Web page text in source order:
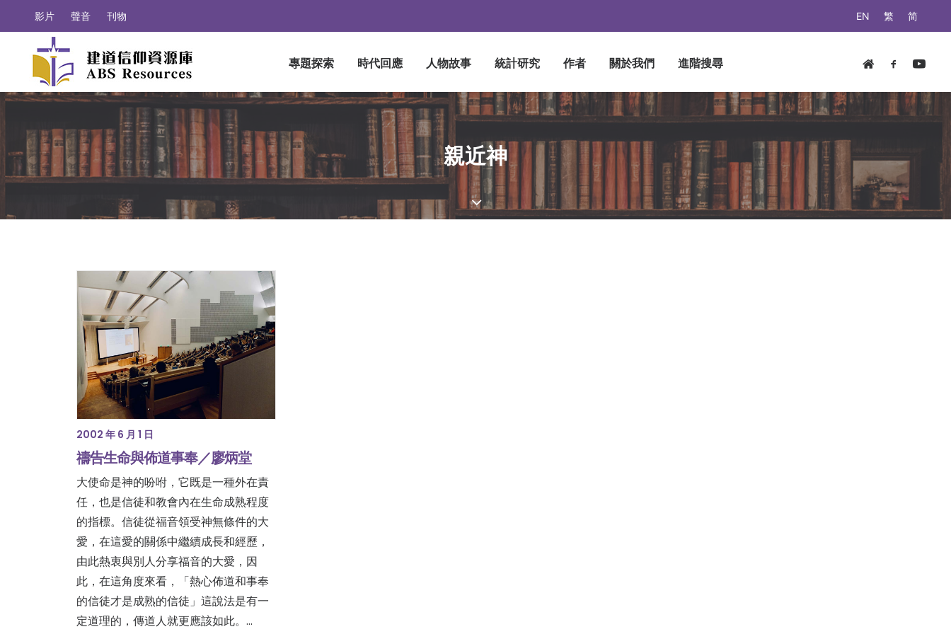
EN 繁 简
影片 聲音 刊物
專題探索 時代回應 人物故事 統計研究 作者 關於我們 進階搜尋
親近神
2002 年 6 月 1 日
禱告生命與佈道事奉／廖炳堂
大使命是神的吩咐，它既是一種外在責
任，也是信徒和教會內在生命成熟程度
的指標。信徒從福音領受神無條件的大
愛，在這愛的關係中繼續成長和經歷，
由此熱衷與別人分享福音的大愛，因
此，在這角度來看，「熱心佈道和事奉
的信徒才是成熟的信徒」這說法是有一
定道理的，傳道人就更應該如此。…